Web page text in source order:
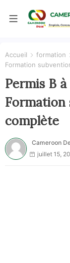
Accueil formation
Formation
Permis B
Formation
complète
Cameroon
juillet 15,